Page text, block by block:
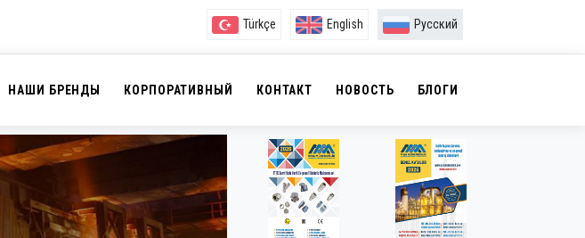
Türkçe English Русский
НАШИ БРЕНДЫ КОРПОРАТИВНЫЙ КОНТАКТ НОВОСТЬ БЛОГИ